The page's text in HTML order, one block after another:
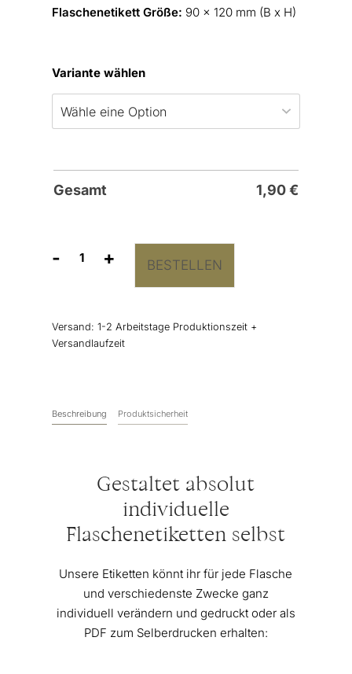
Flaschenetikett Größe: 90 x 120 mm (B x H)
Variante wählen
Gesamt 1,90€
-
Flaschenetiketten
+ BESTELLEN
Versand: 1-2 Arbeitstage Produktionszeit +
Versandlaufzeit
Beschreibung Produktsicherheit
Gestaltet absolut
individuelle
Flaschenetiketten selbst
Unsere Etiketten könnt ihr für jede Flasche
und verschiedenste Zwecke ganz
individuell verändern und gedruckt oder als
PDF zum Selberdrucken erhalten: